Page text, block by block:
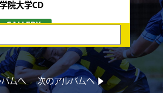
院大学CD
GALLERY
ーナメント 京都産業大学
GALLERY
業大学BC
ムへ 次のアルバムへ ▶︎